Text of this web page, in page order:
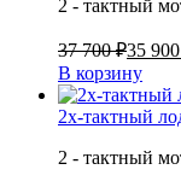
2 - тактный
37 700 ₽35
В корзину
2х-тактный
2 - тактный